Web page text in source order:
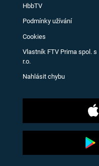
HbbTV
Podmínky užívání
Cookies
Vlastník FTV Prima spol. s
r.o.
Nahlásit chybu